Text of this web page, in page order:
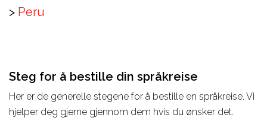
> Peru
Steg for å bestille din språkreise
Her er de generelle stegene for å bestille en språkreise. Vi
hjelper deg gjerne gjennom dem hvis du ønsker det.